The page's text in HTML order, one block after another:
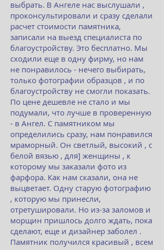
выбрать. В Ангеле нас выслушали ,
проконсультировали и сразу сделали
расчет стоимости памятника,
записали на выезд специалиста по
благоустройству. Это бесплатно. Мы
сходили еще в одну фирму, но нам
не понравилось - нечего выбирать,
только фотографии образцов , и по
благоустройству не смогли показать.
По цене дешевле не стало и мы
подумали, что лучше в проверенную
- в Ангел. С памятником мы
определились сразу, нам понравился
мраморный. Он светлый, высокий , с
белой вязью , для] женщины , к
которому мы заказали фото из
фарфора. Как нам сказали, она не
выцветает. Одну старую фотографию
, которую мы принесли,
отретушировали. Но из-за заломов и
морщин пришлось долго ждать, пока
сделают, еще и дизайнер заболел .
Памятник получился красивый , всем